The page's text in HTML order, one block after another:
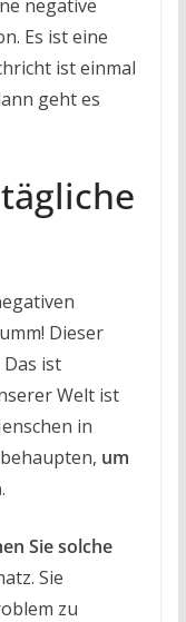
negative
Es ist eine
ist einmal
geht es
Dieser
ist
Welt ist
in
um
.
Sie solche
Sie
zu